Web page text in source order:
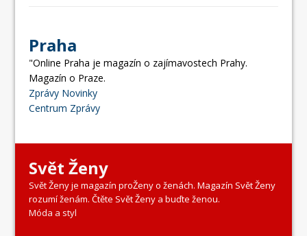
Praha
"Online Praha je magazín o zajímavostech Prahy.
Magazín o Praze.
Zprávy Novinky
Centrum Zprávy
Svět Ženy
Svět Ženy je magazín proŽeny o ženách. Magazín Svět Ženy
rozumí ženám. Čtěte Svět Ženy a buďte ženou.
Móda a styl